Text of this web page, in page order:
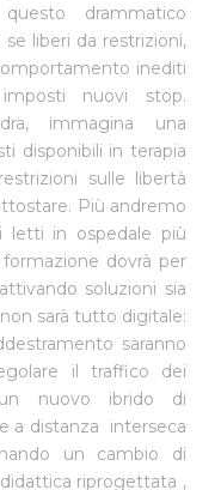
drammatico
liberi da restrizioni,
inediti
nuovi stop.
immagina una
disponibili in terapia
sulle libertà
Più andremo
letti in ospedale più
dovrà per
soluzioni sia
sarà tutto digitale:
saranno
il traffico dei
nuovo ibrido di
a distanza interseca
un cambio di
riprogettata ,